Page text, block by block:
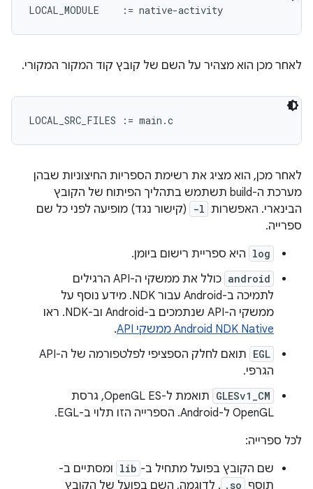
לאחר מכן הוא מצהיר על השם של קובץ קוד המקור המקורי.
לאחר מכן, הוא מציג את רשימת הספריות החיצוניות שבהן
מערכת ה-build תשתמש בתהליך הפיתוח של הקובץ
הבינארי. האפשרות -l
(קישור נגד) מופיעה לפני כל שם
ספרייה.
log היא ספריית רישום ביומן.
android
כולל את ממשקי ה-API הרגילים
לתמיכה ב-Android עבור NDK. מידע נוסף על
ממשקי ה-API שנתמכים ב-Android וב-NDK. ראו
Android NDK Native ממשקי API
.
EGL
תואם לחלק הספציפי לפלטפורמה של ה-API
הגרפי.
GLESv1_CM
תואמת ל-OpenGL ES, גרסת
OpenGL ל-Android. הספרייה הזו תלוי ב-EGL.
לכל ספרייה:
שם הקובץ בפועל מתחיל ב- lib ומסתיים ב-
תוסף .so . לדוגמה, השם בפועל של הקובץ